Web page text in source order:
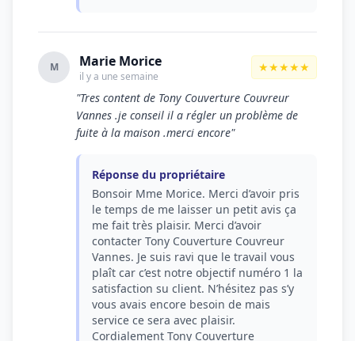
M Marie Morice
il y a une semaine
★★★★★
"Tres content de Tony Couverture Couvreur
Vannes .je conseil il a régler un problème de
fuite à la maison .merci encore"
Réponse du propriétaire
Bonsoir Mme Morice. Merci d’avoir pris
le temps de me laisser un petit avis ça
me fait très plaisir. Merci d’avoir
contacter Tony Couverture Couvreur
Vannes. Je suis ravi que le travail vous
plaît car c’est notre objectif numéro 1 la
satisfaction su client. N’hésitez pas s’y
vous avais encore besoin de mais
service ce sera avec plaisir.
Cordialement Tony Couverture